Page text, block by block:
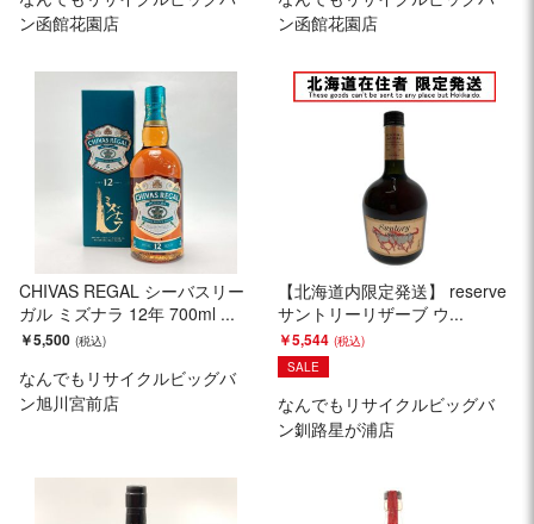
ン函館花園店
ン函館花園店
CHIVAS REGAL シーバスリー
ガル ミズナラ 12年 700ml ...
￥5,500
なんでもリサイクルビッグバ
ン旭川宮前店
【北海道内限定発送】 reserve
サントリーリザーブ ウ...
￥5,544
SALE
なんでもリサイクルビッグバ
ン釧路星が浦店